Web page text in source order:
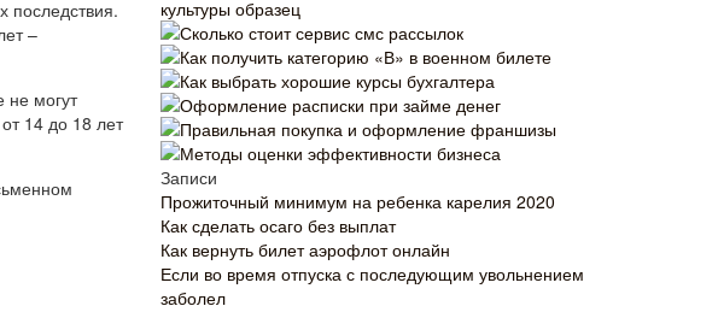
последствия.
–
не могут
14 до 18 лет
культуры образец
Сколько стоит сервис смс рассылок
Как получить категорию «В» в военном билете
Как выбрать хорошие курсы бухгалтера
Оформление расписки при займе денег
Правильная покупка и оформление франшизы
Методы оценки эффективности бизнеса
Записи
Прожиточный минимум на ребенка карелия 2020
Как сделать осаго без выплат
Как вернуть билет аэрофлот онлайн
Если во время отпуска с последующим увольнением
заболел